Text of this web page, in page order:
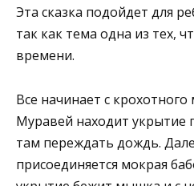
Эта сказка подойдет для
так как тема одна из тех,
времени.
Все начинает с
Муравей находит укрытие
там переждать дождь.
присоединяется мокрая